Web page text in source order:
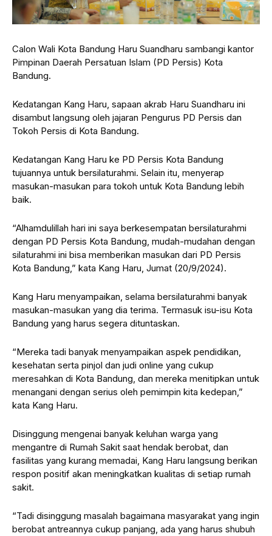
Calon Wali Kota Bandung Haru Suandharu sambangi kantor
Pimpinan Daerah Persatuan Islam (PD Persis) Kota
Bandung.
Kedatangan Kang Haru, sapaan akrab Haru Suandharu ini
disambut langsung oleh jajaran Pengurus PD Persis dan
Tokoh Persis di Kota Bandung.
Kedatangan Kang Haru ke PD Persis Kota Bandung
tujuannya untuk bersilaturahmi. Selain itu, menyerap
masukan-masukan para tokoh untuk Kota Bandung lebih
baik.
“Alhamdulillah hari ini saya berkesempatan bersilaturahmi
dengan PD Persis Kota Bandung, mudah-mudahan dengan
silaturahmi ini bisa memberikan masukan dari PD Persis
Kota Bandung,” kata Kang Haru, Jumat (20/9/2024).
Kang Haru menyampaikan, selama bersilaturahmi banyak
masukan-masukan yang dia terima. Termasuk isu-isu Kota
Bandung yang harus segera dituntaskan.
“Mereka tadi banyak menyampaikan aspek pendidikan,
kesehatan serta pinjol dan judi online yang cukup
meresahkan di Kota Bandung, dan mereka menitipkan untuk
menangani dengan serius oleh pemimpin kita kedepan,”
kata Kang Haru.
Disinggung mengenai banyak keluhan warga yang
mengantre di Rumah Sakit saat hendak berobat, dan
fasilitas yang kurang memadai, Kang Haru langsung berikan
respon positif akan meningkatkan kualitas di setiap rumah
sakit.
“Tadi disinggung masalah bagaimana masyarakat yang ingin
berobat antreannya cukup panjang, ada yang harus shubuh